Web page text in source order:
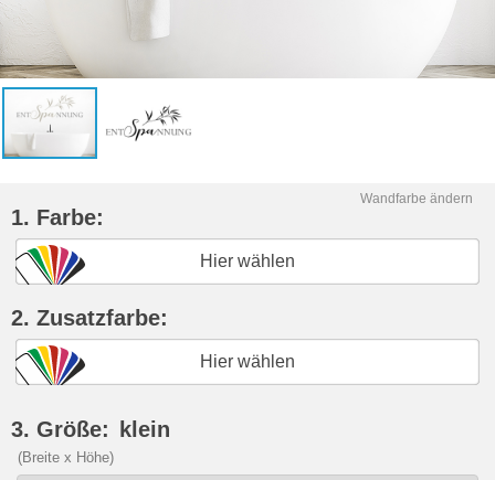
Wandfarbe ändern
1. Farbe:
Hier wählen
2. Zusatzfarbe:
Hier wählen
3. Größe: klein
(Breite x Höhe)